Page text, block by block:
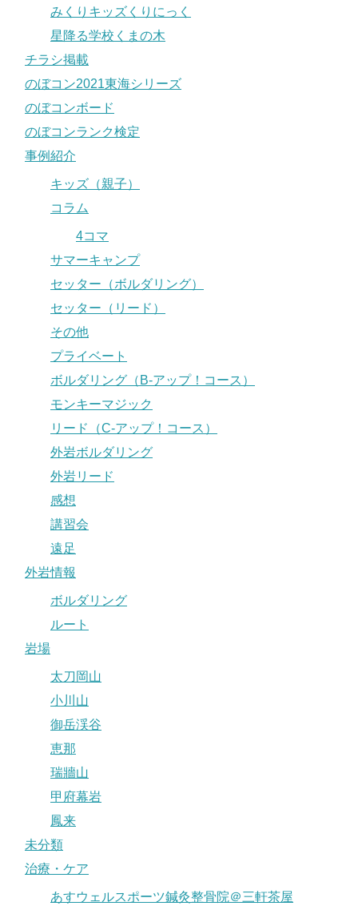
みくりキッズくりにっく
星降る学校くまの木
チラシ掲載
のぼコン2021東海シリーズ
のぼコンボード
のぼコンランク検定
事例紹介
キッズ（親子）
コラム
4コマ
サマーキャンプ
セッター（ボルダリング）
セッター（リード）
その他
プライベート
ボルダリング（B-アップ！コース）
モンキーマジック
リード（C-アップ！コース）
外岩ボルダリング
外岩リード
感想
講習会
遠足
外岩情報
ボルダリング
ルート
岩場
太刀岡山
小川山
御岳渓谷
恵那
瑞牆山
甲府幕岩
鳳来
未分類
治療・ケア
あすウェルスポーツ鍼灸整骨院＠三軒茶屋